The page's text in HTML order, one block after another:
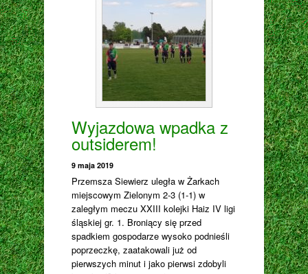
Wyjazdowa wpadka z
outsiderem!
9 maja 2019
Przemsza Siewierz uległa w Żarkach
miejscowym Zielonym 2-3 (1-1) w
zaległym meczu XXIII kolejki Haiz IV ligi
śląskiej gr. 1. Broniący się przed
spadkiem gospodarze wysoko podnieśli
poprzeczkę, zaatakowali już od
pierwszych minut i jako pierwsi zdobyli